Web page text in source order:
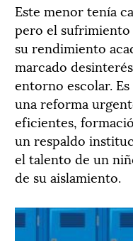
Este menor tenía
pero el
su rendimiento
marcado
entorno escolar.
una reforma
eficientes,
un respaldo
el talento de un
de su aislamiento.